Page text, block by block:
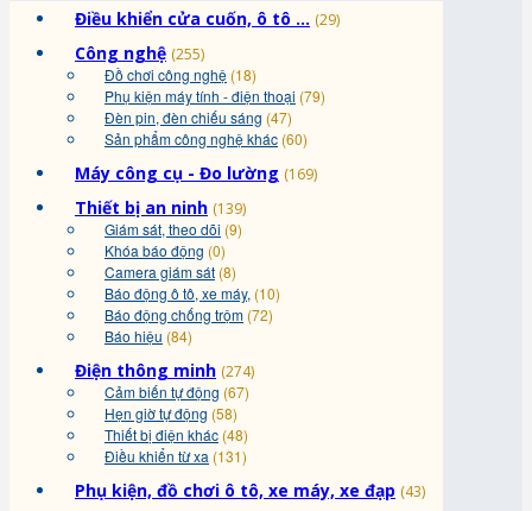
Điều khiển cửa cuốn, ô tô ... (29)
Công nghệ (255)
Đồ chơi công nghệ (18)
Phụ kiện máy tính - điện thoại (79)
Đèn pin, đèn chiếu sáng (47)
Sản phẩm công nghệ khác (60)
Máy công cụ - Đo lường (169)
Thiết bị an ninh (139)
Giám sát, theo dõi (9)
Khóa báo động (0)
Camera giám sát (8)
Báo động ô tô, xe máy, (10)
Báo động chống trộm (72)
Báo hiệu (84)
Điện thông minh (274)
Cảm biến tự động (67)
Hẹn giờ tự động (58)
Thiết bị điện khác (48)
Điều khiển từ xa (131)
Phụ kiện, đồ chơi ô tô, xe máy, xe đạp (43)